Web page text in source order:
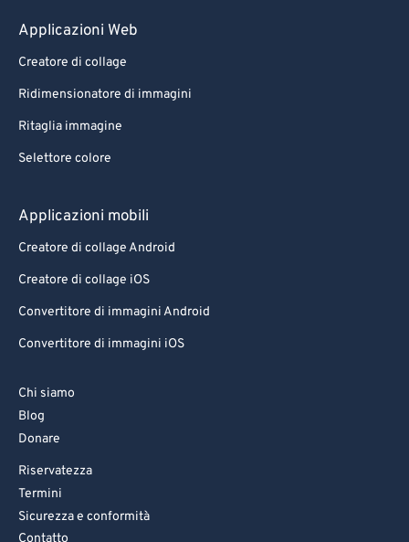
Applicazioni Web
Creatore di collage
Ridimensionatore di immagini
Ritaglia immagine
Selettore colore
Applicazioni mobili
Creatore di collage Android
Creatore di collage iOS
Convertitore di immagini Android
Convertitore di immagini iOS
Chi siamo
Blog
Donare
Riservatezza
Termini
Sicurezza e conformità
Contatto